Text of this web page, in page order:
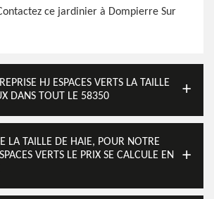
ce jardinier à Dompierre Sur
HJ ESPACES VERTS LA TAILLE
DANS TOUT LE 58350
LA TAILLE DE HAIE, POUR NOTRE
VERTS LE PRIX SE CALCULE EN